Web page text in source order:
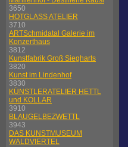
3650
HOTGLASS ATELIER
3710
ARTSchmidatal Galerie im
Konzerthaus
3812
Kunstfabrik Groß Siegharts
3820
Kunst im Lindenhof
3830
KÜNSTLERATELIER HETTL
und KOLLAR
3910
BLAUGELBEZWETTL
3943
DAS KUNSTMUSEUM
WALDVIERTEL